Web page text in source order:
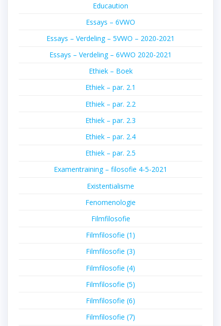
Educaution
Essays – 6VWO
Essays – Verdeling – 5VWO – 2020-2021
Essays – Verdeling – 6VWO 2020-2021
Ethiek – Boek
Ethiek – par. 2.1
Ethiek – par. 2.2
Ethiek – par. 2.3
Ethiek – par. 2.4
Ethiek – par. 2.5
Examentraining – filosofie 4-5-2021
Existentialisme
Fenomenologie
Filmfilosofie
Filmfilosofie (1)
Filmfilosofie (3)
Filmfilosofie (4)
Filmfilosofie (5)
Filmfilosofie (6)
Filmfilosofie (7)